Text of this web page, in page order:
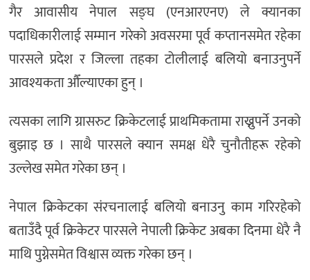
गैर आवासीय नेपाल सङ्घ (एनआरएनए) ले क्यानका
पदाधिकारीलाई सम्मान गरेको अवसरमा पूर्व कप्तानसमेत रहेका
पारसले प्रदेश र जिल्ला तहका टोलीलाई बलियो बनाउनुपर्ने
आवश्यकता औँल्याएका हुन् ।
त्यसका लागि ग्रासरुट क्रिकेटलाई प्राथमिकतामा राख्नुपर्ने उनको
बुझाइ छ । साथै पारसले क्यान समक्ष धेरै चुनौतीहरू रहेको
उल्लेख समेत गरेका छन् ।
नेपाल क्रिकेटका संरचनालाई बलियो बनाउनु काम गरिरहेको
बताउँदै पूर्व क्रिकेटर पारसले नेपाली क्रिकेट अबका दिनमा धेरै नै
माथि पुग्नेसमेत विश्वास व्यक्त गरेका छन् ।